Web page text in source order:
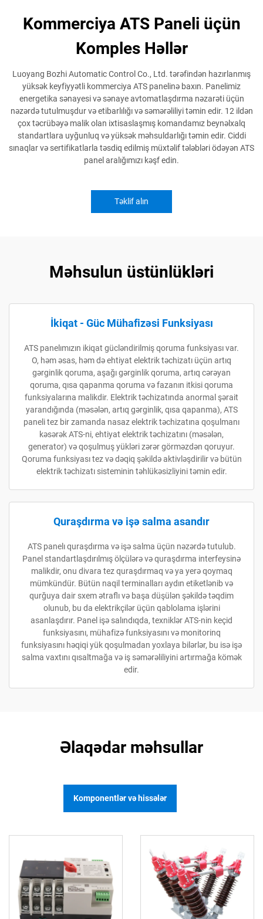
Kommerciya ATS Paneli üçün
Komples Həllər
Luoyang Bozhi Automatic Control Co., Ltd. tərəfindən hazırlanmış
yüksək keyfiyyətli kommerciya ATS panelinə baxın. Panelimiz
energetika sənayesi və sənaye avtomatlaşdırma nəzarəti üçün
nəzərdə tutulmuşdur və etibarlılığı və səmərəliliyi təmin edir. 12 ildən
çox təcrübəyə malik olan ixtisaslaşmış komandamız beynəlxalq
standartlara uyğunluq və yüksək məhsuldarlığı təmin edir. Ciddi
sınaqlar və sertifikatlarla təsdiq edilmiş müxtəlif tələbləri ödəyən ATS
panel aralığımızı kəşf edin.
Təklif alın
Məhsulun üstünlükləri
İkiqat - Güc Mühafizəsi Funksiyası
ATS panelımızın ikiqat gücləndirilmiş qoruma funksiyası var.
O, həm əsas, həm də ehtiyat elektrik təchizatı üçün artıq
gərginlik qoruma, aşağı gərginlik qoruma, artıq cərəyan
qoruma, qısa qapanma qoruma və fazanın itkisi qoruma
funksiyalarına malikdir. Elektrik təchizatında anormal şərait
yarandığında (məsələn, artıq gərginlik, qısa qapanma), ATS
paneli tez bir zamanda nasaz elektrik təchizatına qoşulmanı
kəsərək ATS-ni, ehtiyat elektrik təchizatını (məsələn,
generator) və qoşulmuş yükləri zərər görməzdən qoruyur.
Qoruma funksiyası tez və dəqiq şəkildə aktivləşdirilir və bütün
elektrik təchizatı sisteminin təhlükəsizliyini təmin edir.
Quraşdırma və işə salma asandır
ATS panelı quraşdırma və işə salma üçün nəzərdə tutulub.
Panel standartlaşdırılmış ölçülərə və quraşdırma interfeysinə
malikdir, onu divara tez quraşdırmaq və ya yerə qoymaq
mümkündür. Bütün naqil terminalları aydın etiketlənib və
qurğuya dair sxem ətraflı və başa düşülən şəkildə təqdim
olunub, bu da elektrikçilər üçün qablolama işlərini
asanlaşdırır. Panel işə salındıqda, texniklər ATS-nin keçid
funksiyasını, mühafizə funksiyasını və monitorinq
funksiyasını həqiqi yük qoşulmadan yoxlaya bilərlər, bu isə işə
salma vaxtını qısaltmağa və iş səmərəliliyini artırmağa kömək
edir.
Əlaqədar məhsullar
Komponentlər və hissələr